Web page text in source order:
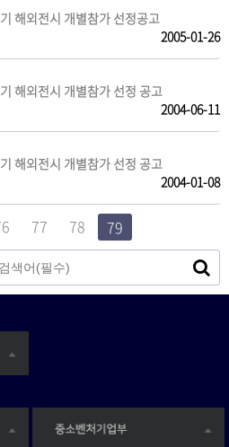
해외전시 개별참가 선정공고
2005-01-26
해외전시 개별참가 선정 공고
2004-06-11
해외전시 개별참가 선정 공고
2004-01-08
77 78 79